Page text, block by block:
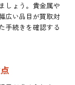
しょう。貴金属や
広い品目が買取対
手続きを確認する